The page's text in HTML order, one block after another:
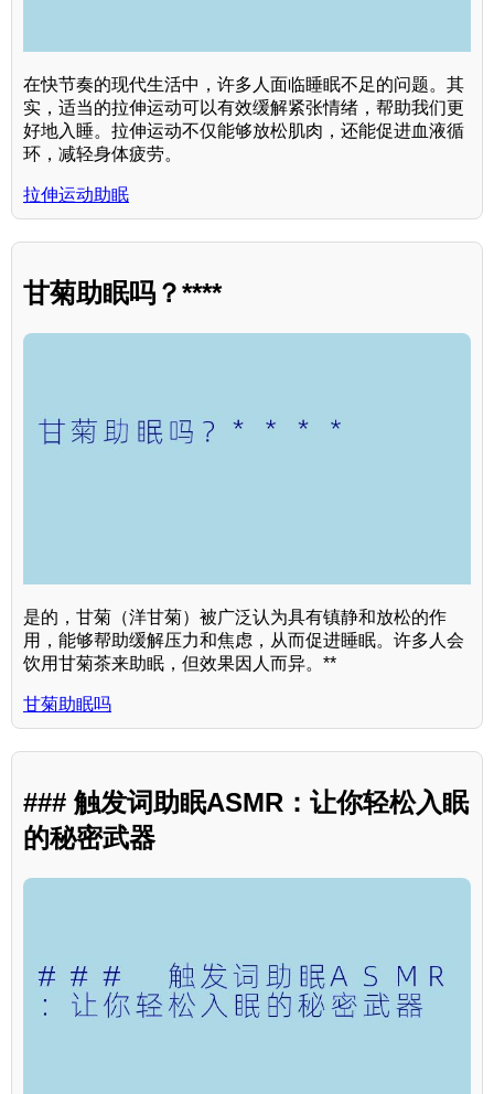
在快节奏的现代生活中，许多人面临睡眠不足的问题。其
实，适当的拉伸运动可以有效缓解紧张情绪，帮助我们更
好地入睡。拉伸运动不仅能够放松肌肉，还能促进血液循
环，减轻身体疲劳。
拉伸运动助眠
甘菊助眠吗？****
是的，甘菊（洋甘菊）被广泛认为具有镇静和放松的作
用，能够帮助缓解压力和焦虑，从而促进睡眠。许多人会
饮用甘菊茶来助眠，但效果因人而异。**
甘菊助眠吗
### 触发词助眠ASMR：让你轻松入眠
的秘密武器